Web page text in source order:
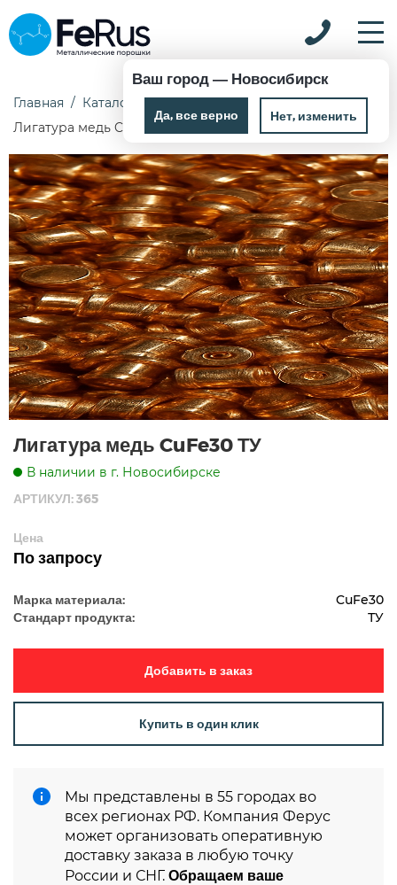
Ваш город — Новосибирск
Да, все верно Нет, изменить
Главная Каталог Лигатура
Лигатура медь
Лигатура медь CuFe30 ТУ
Лигатура медь CuFe30 ТУ
В наличии в г. Новосибирске
АРТИКУЛ: 365
Цена
По запросу
Марка материала: CuFe30
Стандарт продукта: ТУ
Добавить в заказ
Купить в один клик
Мы представлены в 55 городах во
всех регионах РФ. Компания Ферус
может организовать оперативную
доставку заказа в любую точку
России и СНГ. Обращаем ваше